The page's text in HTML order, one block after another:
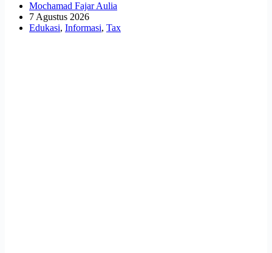
Mochamad Fajar Aulia
7 Agustus 2026
Edukasi, Informasi, Tax